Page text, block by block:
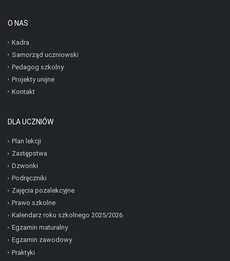
O NAS
Kadra
Samorząd uczniowski
Pedagog szkolny
Projekty unijne
Kontakt
DLA UCZNIÓW
Plan lekcji
Zastępstwa
Dzwonki
Podręczniki
Zajęcia pozalekcyjne
Prawo szkolne
Kalendarz roku szkolnego 2025/2026
Egzamin maturalny
Egzamin zawodowy
Praktyki